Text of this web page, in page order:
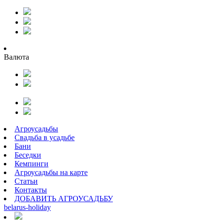
Валюта
Агроусадьбы
Свадьба в усадьбе
Бани
Беседки
Кемпинги
Агроусадьбы на карте
Статьи
Контакты
ДОБАВИТЬ АГРОУСАДЬБУ
belarus-holiday